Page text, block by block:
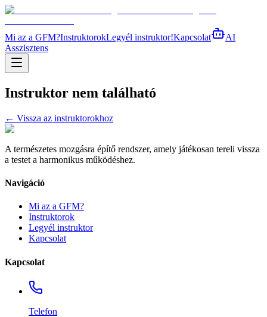
Mi az a GFM?InstruktorokLegyél instruktor!Kapcsolat
AI
Asszisztens
Instruktor nem található
← Vissza az instruktorokhoz
A természetes mozgásra építő rendszer, amely játékosan tereli vissza
a testet a harmonikus működéshez.
Navigáció
Mi az a GFM?
Instruktorok
Legyél instruktor
Kapcsolat
Kapcsolat
Telefon